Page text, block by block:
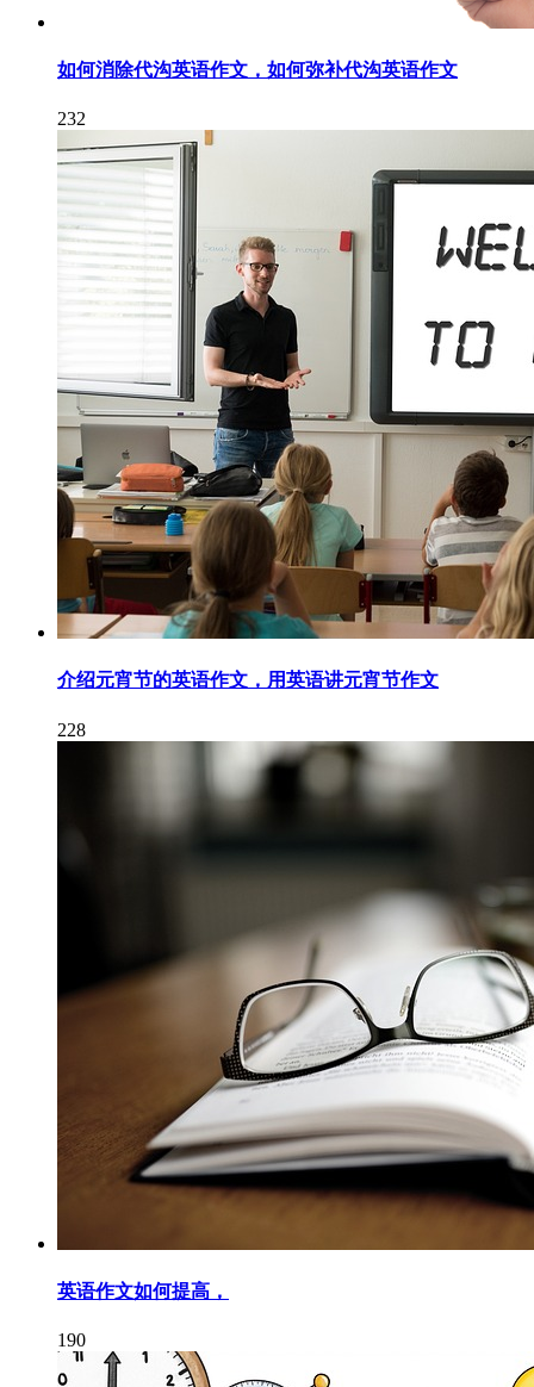
如何消除代沟英语作文，如何弥补代沟英语作文
232
介绍元宵节的英语作文，用英语讲元宵节作文
228
英语作文如何提高，
190